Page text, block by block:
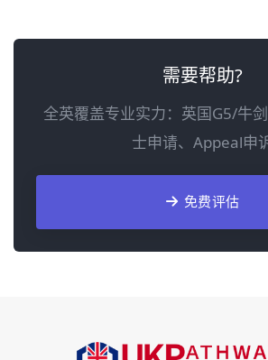
需要帮助?
全英覆盖专业实力：英国G5/牛
士申请、Appeal申
免费评估